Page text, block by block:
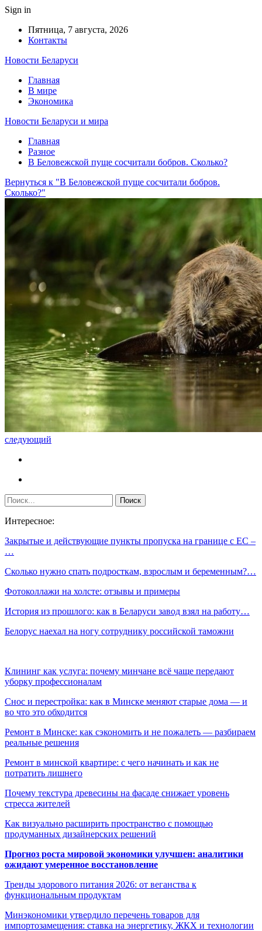
Sign in
Пятница, 7 августа, 2026
Контакты
Новости Беларуси
Главная
В мире
Экономика
Новости Беларуси и мира
Главная
Разное
В Беловежской пуще сосчитали бобров. Сколько?
Вернуться к "В Беловежской пуще сосчитали бобров.
Сколько?"
следующий
Интересное:
Закрытые и действующие пункты пропуска на границе с ЕС –
…
Сколько нужно спать подросткам, взрослым и беременным?…
Фотоколлажи на холсте: отзывы и примеры
История из прошлого: как в Беларуси завод взял на работу…
Белорус наехал на ногу сотруднику российской таможни
Клининг как услуга: почему минчане всё чаще передают
уборку профессионалам
Снос и перестройка: как в Минске меняют старые дома — и
во что это обходится
Ремонт в Минске: как сэкономить и не пожалеть — разбираем
реальные решения
Ремонт в минской квартире: с чего начинать и как не
потратить лишнего
Почему текстура древесины на фасаде снижает уровень
стресса жителей
Как визуально расширить пространство с помощью
продуманных дизайнерских решений
Прогноз роста мировой экономики улучшен: аналитики
ожидают умеренное восстановление
Тренды здорового питания 2026: от веганства к
функциональным продуктам
Минэкономики утвердило перечень товаров для
импортозамещения: ставка на энергетику, ЖКХ и технологии